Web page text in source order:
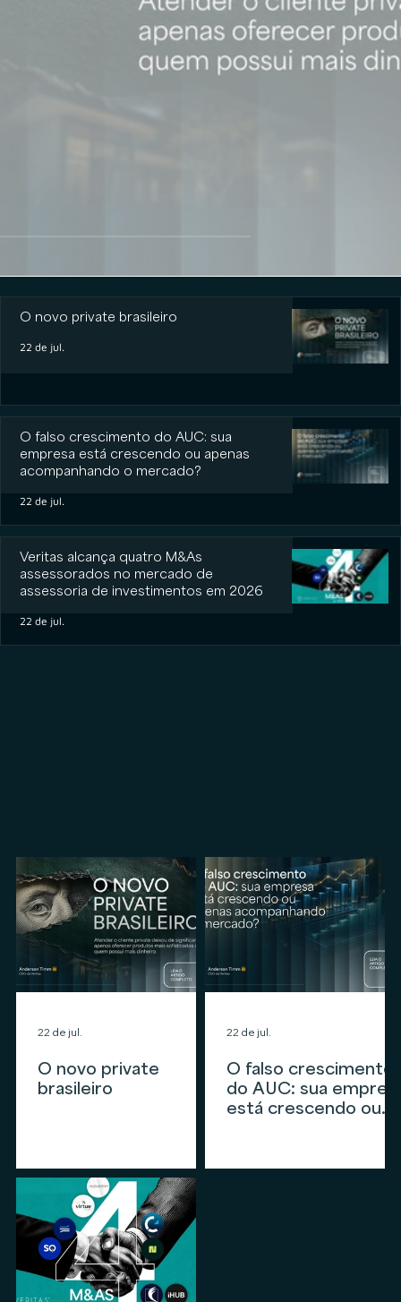
O novo private
brasileiro
22 de jul.
O falso crescimento
do AUC: sua
está crescendo ou
mercado?
22 de jul.
O novo private brasileiro
22 de jul.
O falso crescimento do AUC: sua
empresa está crescendo ou apenas
acompanhando o mercado?
22 de jul.
Veritas alcança quatro M&As
assessorados no mercado de
assessoria de investimentos em 2026
22 de jul.